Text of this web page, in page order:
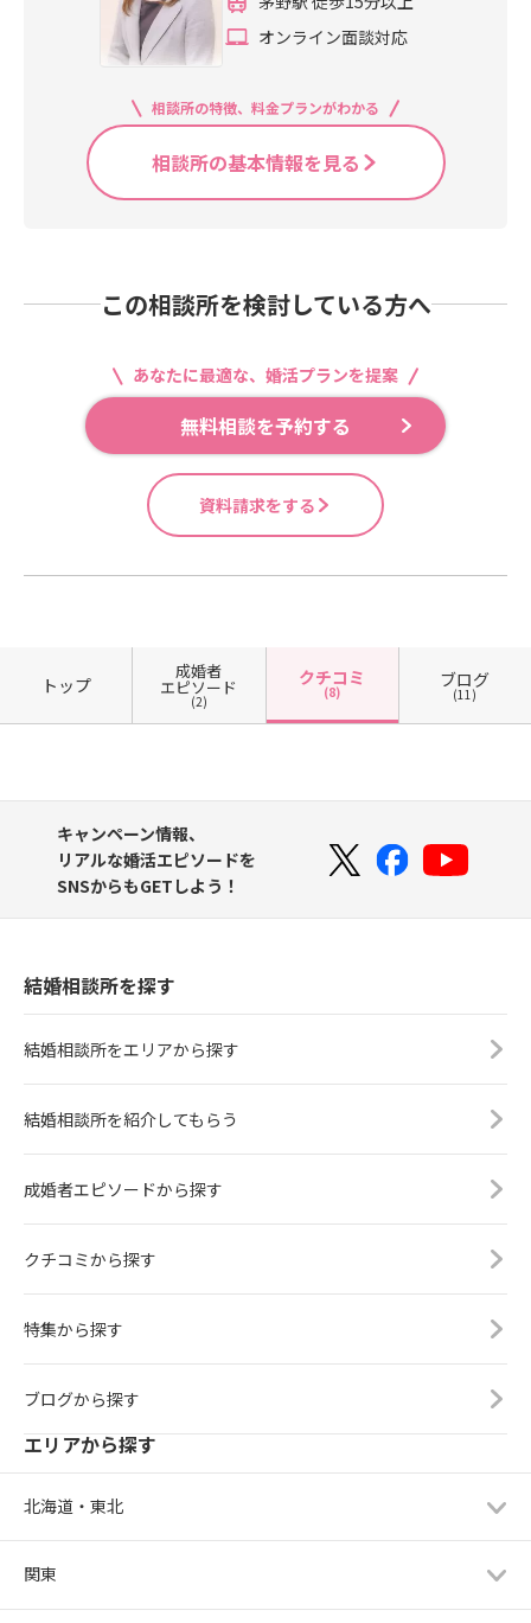
オンライン面談対応
相談所の特徴、料金プランがわかる
相談所の基本情報を見る
この相談所を検討している方へ
あなたに最適な、婚活プランを提案
無料相談を予約する
資料請求をする
トップ
成婚者
エピソード
(2)
クチコミ
(8)
ブログ
(11)
キャンペーン情報、
リアルな婚活エピソードを
SNSからもGETしよう！
結婚相談所を探す
結婚相談所をエリアから探す
結婚相談所を紹介してもらう
成婚者エピソードから探す
クチコミから探す
特集から探す
ブログから探す
エリアから探す
北海道・東北
関東